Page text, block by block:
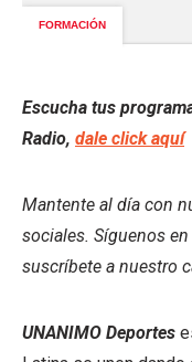
Escucha tus
Radio, dale click aquí
Mantente al día con
sociales. Síguenos en
suscríbete a nuestro
UNANIMO Deportes